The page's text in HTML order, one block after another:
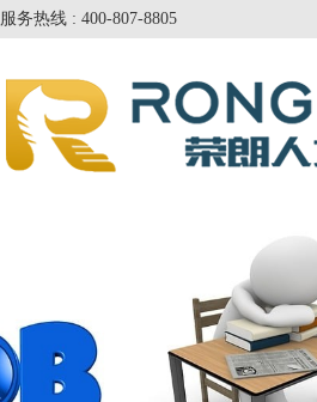
服务热线 : 400-807-8805